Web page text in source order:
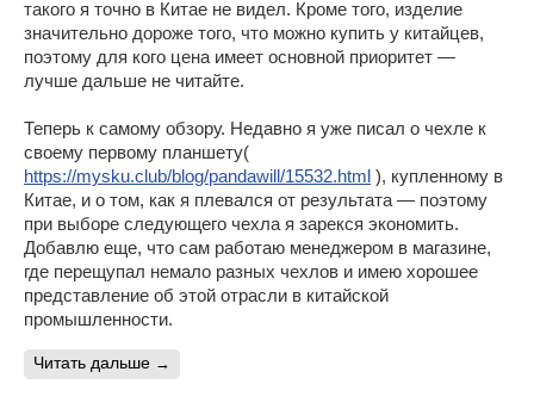
такого я точно в Китае не видел. Кроме того, изделие
значительно дороже того, что можно купить у китайцев,
поэтому для кого цена имеет основной приоритет —
лучше дальше не читайте.
Теперь к самому обзору. Недавно я уже писал о чехле к
своему первому планшету(
https://mysku.club/blog/pandawill/15532.html ), купленному в
Китае, и о том, как я плевался от результата — поэтому
при выборе следующего чехла я зарекся экономить.
Добавлю еще, что сам работаю менеджером в магазине,
где перещупал немало разных чехлов и имею хорошее
представление об этой отрасли в китайской
промышленности.
читать дальше